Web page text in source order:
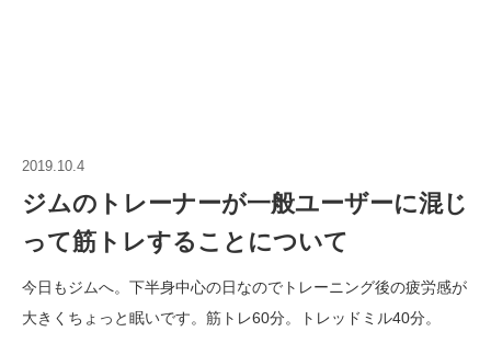
2019.10.4
ジムのトレーナーが一般ユーザーに混じ
って筋トレすることについて
今日もジムへ。下半身中心の日なのでトレーニング後の疲労感が
大きくちょっと眠いです。筋トレ60分。トレッドミル40分。